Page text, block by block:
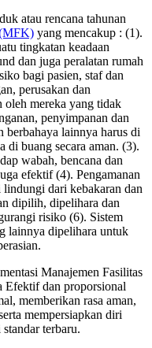
atau rencana tahunan
yang mencakup : (1).
tingkatan keadaan
dan juga peralatan rumah
bagi pasien, staf dan
perusakan dan
oleh mereka yang tidak
penyimpanan dan
berbahaya lainnya harus di
di buang secara aman. (3).
wabah, bencana dan
efektif (4). Pengamanan
dari kebakaran dan
dipilih, dipelihara dan
risiko (6). Sistem
lainnya dipelihara untuk
Manajemen Fasilitas
Efektif dan proporsional
memberikan rasa aman,
mempersiapkan diri
terbaru.